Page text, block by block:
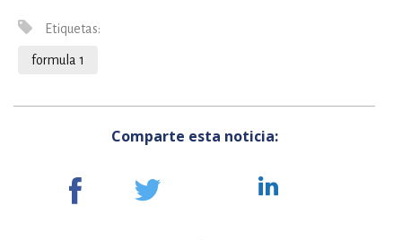
Etiquetas:
formula 1
Comparte esta noticia: